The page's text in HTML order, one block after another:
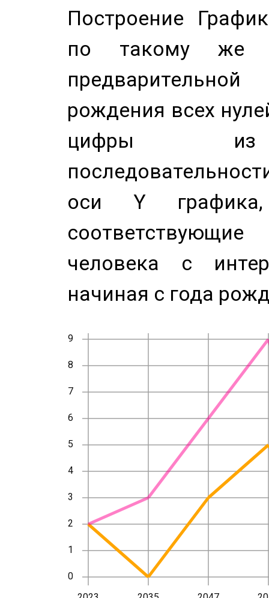
Построение
по такому же
рождения всех
цифры из
оси Y
человека с
начиная с года